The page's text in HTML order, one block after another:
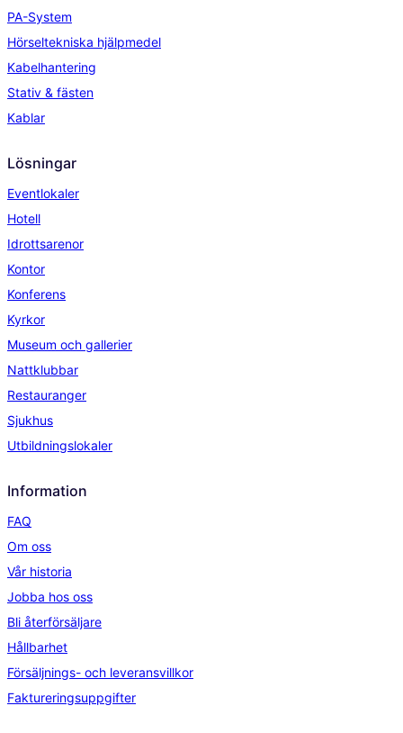
PA-System
Hörseltekniska hjälpmedel
Kabelhantering
Stativ & fästen
Kablar
Lösningar
Eventlokaler
Hotell
Idrottsarenor
Kontor
Konferens
Kyrkor
Museum och gallerier
Nattklubbar
Restauranger
Sjukhus
Utbildningslokaler
Information
FAQ
Om oss
Vår historia
Jobba hos oss
Bli återförsäljare
Hållbarhet
Försäljnings- och leveransvillkor
Faktureringsuppgifter